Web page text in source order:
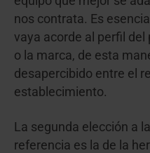
nos contrata. Es
vaya acorde al perfil
o la marca, de esta
desapercibido entre el
establecimiento.
La segunda elección a
referencia es la de la